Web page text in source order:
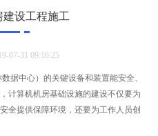
设工程施工
07-31 09:16:25
据中心）的关键设备和装置能安全、
计算机机房基础设施的建设不仅要为
全提供保障环境，还要为工作人员创